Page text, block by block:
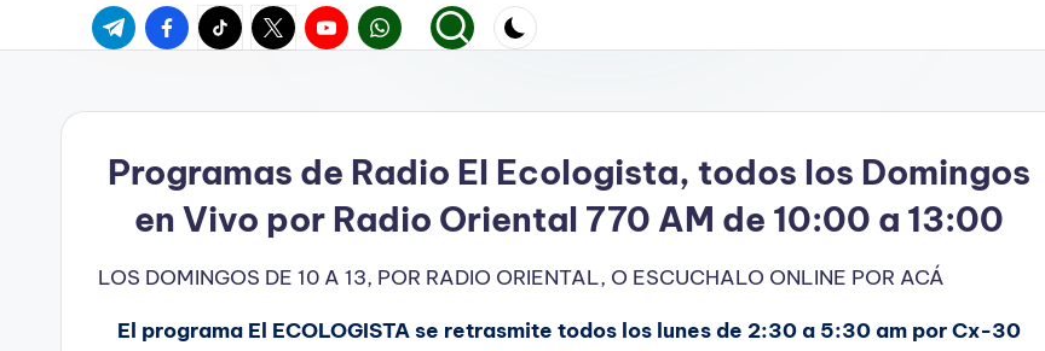
TelegramFacebook
TikTokTwitterYoutubeWhatsApp
Programas de Radio El Ecologista, todos los Domingos
en Vivo por Radio Oriental 770 AM de 10:00 a 13:00
LOS DOMINGOS DE 10 A 13, POR RADIO ORIENTAL, O ESCUCHALO ONLINE POR ACÁ
El programa El ECOLOGISTA se retrasmite todos los lunes de 2:30 a 5:30 am por Cx-30